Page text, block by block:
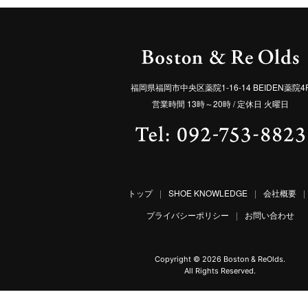
福岡県福岡市中央区薬院1-16-14 BEIDEN薬院
営業時間 13時～20時 / 定休日 火曜日
トップ | SHOE KNOWLEDGE | 会社概要
|
プライバシーポリシー
| お問い合わせ
Copyright © 2026 Boston & ReOlds.
All Rights Reserved.